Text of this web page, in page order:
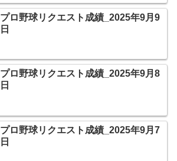
プロ野球リクエスト成績_2025年9月9
日
プロ野球リクエスト成績_2025年9月8
日
プロ野球リクエスト成績_2025年9月7
日